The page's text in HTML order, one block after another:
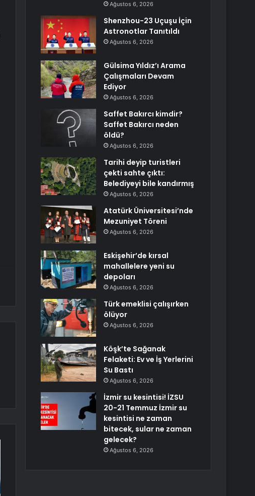
Ağustos 6, 2026
Shenzhou-23 Uçuşu İçin
Astronotlar Tanıtıldı
Ağustos 6, 2026
Gülsima Yıldız’ı Arama
Çalışmaları Devam
Ediyor
Ağustos 6, 2026
Saffet Bakırcı kimdir?
Saffet Bakırcı neden
öldü?
Ağustos 6, 2026
Tarihi deyip turistleri
çekti sahte çıktı:
Belediyeyi bile kandırmış
Ağustos 6, 2026
Atatürk Üniversitesi’nde
Mezuniyet Töreni
Ağustos 6, 2026
Eskişehir’de kırsal
mahallelere yeni su
depoları
Ağustos 6, 2026
Türk emeklisi çalışırken
ölüyor
Ağustos 6, 2026
Köşk’te Sağanak
Felaketi: Ev ve İş Yerlerini
Su Bastı
Ağustos 6, 2026
İzmir su kesintisi! İZSU
20-21 Temmuz İzmir su
kesintisi ne zaman
bitecek, sular ne zaman
gelecek?
Ağustos 6, 2026